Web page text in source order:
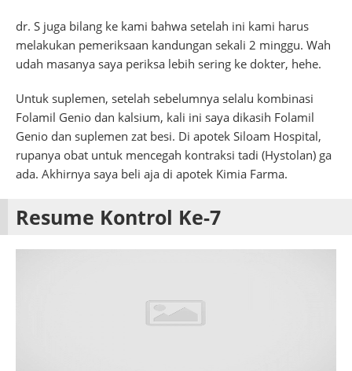
dr. S juga bilang ke kami bahwa setelah ini kami harus
melakukan pemeriksaan kandungan sekali 2 minggu. Wah
udah masanya saya periksa lebih sering ke dokter, hehe.
Untuk suplemen, setelah sebelumnya selalu kombinasi
Folamil Genio dan kalsium, kali ini saya dikasih Folamil
Genio dan suplemen zat besi. Di apotek Siloam Hospital,
rupanya obat untuk mencegah kontraksi tadi (Hystolan) ga
ada. Akhirnya saya beli aja di apotek Kimia Farma.
Resume Kontrol Ke-7